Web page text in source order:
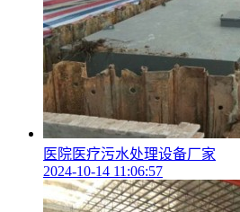
医院医疗污水处理设备厂家
2024-10-14 11:06:57